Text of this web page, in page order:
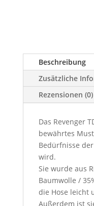
Beschreibung
Zusätzliche
Rezensionen (0)
Das Revenger
bewährtes
Bedürfnisse
wird.
Sie wurde aus
Baumwolle /
die Hose leicht
Außerdem ist